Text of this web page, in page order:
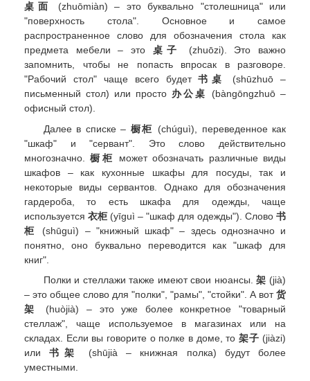
桌面
(zhuōmiàn) – это буквально "столешница" или
"поверхность стола". Основное и самое
распространенное слово для обозначения стола как
предмета мебели – это 桌子
(zhuōzi). Это важно
запомнить, чтобы не попасть впросак в разговоре.
"Рабочий стол" чаще всего будет书桌
(shūzhuō –
письменный стол) или просто 办公桌
(bàngōngzhuō –
офисный стол).
Далее в списке – 橱柜
(chúguì), переведенное как
"шкаф" и "сервант". Это слово действительно
многозначно.橱柜
может обозначать различные виды
шкафов – как кухонные шкафы для посуды, так и
некоторые виды сервантов. Однако для обозначения
гардероба, то есть шкафа для одежды, чаще
используется 衣柜 (yīguì – "шкаф для одежды"). Слово 书
柜
(shūguì) – "книжный шкаф" – здесь однозначно и
понятно, оно буквально переводится как "шкаф для
книг".
Полки и стеллажи также имеют свои нюансы.架 (jià)
– это общее слово для "полки", "рамы", "стойки". А вот货
架
(huòjià) – это уже более конкретное "товарный
стеллаж", чаще используемое в магазинах или на
складах. Если вы говорите о полке в доме, то 架子 (jiàzi)
или书架
(shūjià – книжная полка) будут более
уместными.